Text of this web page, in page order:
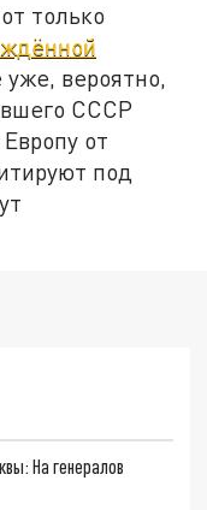
только
вероятно,
СССР
от
под
На генералов